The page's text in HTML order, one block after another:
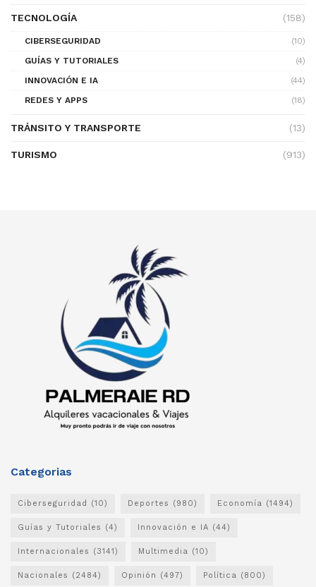
TECNOLOGÍA (158)
CIBERSEGURIDAD
(10)
GUÍAS Y TUTORIALES
(4)
INNOVACIÓN E IA
(44)
REDES Y APPS
(18)
TRÁNSITO Y TRANSPORTE (13)
TURISMO (913)
Categorias
Ciberseguridad (10) Deportes (980) Economía (1494)
Guías y Tutoriales (4) Innovación e IA (44)
Internacionales (3141) Multimedia (10)
Nacionales (2484) Opinión (497) Política (800)